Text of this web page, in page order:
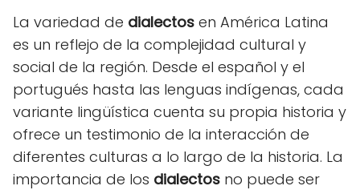
La variedad de dialectos en América Latina
es un reflejo de la complejidad cultural y
social de la región. Desde el español y el
portugués hasta las lenguas indígenas, cada
variante lingüística cuenta su propia historia y
ofrece un testimonio de la interacción de
diferentes culturas a lo largo de la historia. La
importancia de los dialectos no puede ser